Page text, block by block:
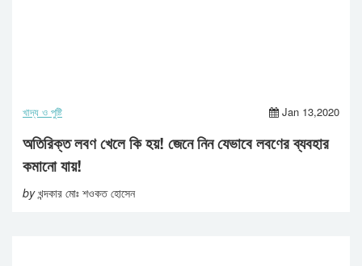
খাদ্য ও পুষ্টি Jan 13,2020
অতিরিক্ত লবণ খেলে কি হয়! জেনে নিন যেভাবে লবণের ব্যবহার
কমানো যায়!
byখন্দকার মোঃ শওকত হোসেন